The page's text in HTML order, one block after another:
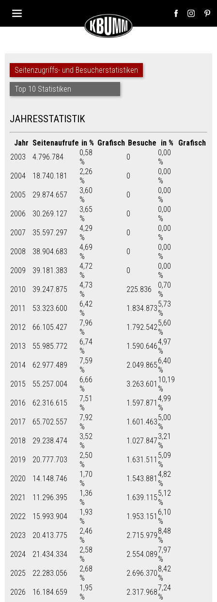
Seitenzugriffs- und Besucherstatistiken
Top 10 Statistiken
JAHRESSTATISTIK
Jahr Seitenaufrufe in % Grafisch Besuche in %
Grafisch
2003
4.796.784
0,58
%
0
0,00
%
2004
18.740.181
2,26
%
0
0,00
%
2005
29.874.657
3,60
%
0
0,00
%
2006
30.269.127
3,65
%
0
0,00
%
2007
35.597.297
4,29
%
0
0,00
%
2008
38.904.683
4,69
%
0
0,00
%
2009
39.181.383
4,72
%
0
0,00
%
2010
39.247.875
4,73
%
225.836
0,70
%
2011
53.323.600
6,42
%
1.834.8735,73
%
2012
66.105.427
7,96
%
1.792.5425,60
%
2013
55.985.772
6,74
%
1.590.6464,97
%
2014
62.977.489
7,59
%
2.049.8656,40
%
2015
55.257.004
6,66
%
3.263.601 10,19
%
2016
62.316.615
7,51
%
1.597.871 4,99
%
2017
65.702.557
7,92
%
1.601.4635,00
%
2018
29.238.474
3,52
%
1.027.8473,21
%
2019
20.777.703
2,50
%
1.631.511 5,09
%
2020
14.148.746
1,70
%
1.543.881 4,82
%
2021
11.296.395
1,36
%
1.639.1155,12
%
2022
15.993.904
1,93
%
1.953.151 6,10
%
2023
20.413.775
2,46
%
2.715.9798,48
%
2024
21.434.334
2,58
%
2.554.0897,97
%
2025
22.283.056
2,68
%
2.696.3708,42
%
2026
16.184.659
1,95
%
2.317.9687,24
%